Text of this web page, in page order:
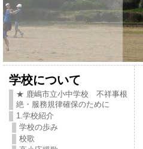
学校について
★ 鹿嶋市立小中学校 不祥事根
絶・服務規律確保のために
1.学校紹介
学校の歩み
校歌